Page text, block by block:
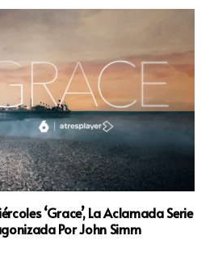
‘Grace’, La Aclamada Serie
Por John Simm